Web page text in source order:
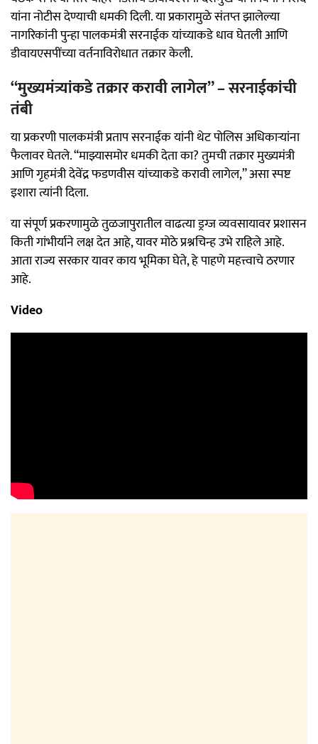
यांना नोटीस देण्याची धमकी दिली. या प्रकारामुळे संतप्त झालेल्या
नागरिकांनी पुन्हा पालकमंत्री सरनाईक यांच्याकडे धाव घेतली आणि
डीवायएसपींच्या वर्तनाविरोधात तक्रार केली.
“मुख्यमंत्र्यांकडे तक्रार करावी लागेल” – सरनाईकांची
तंबी
या प्रकरणी पालकमंत्री प्रताप सरनाईक यांनी थेट पोलिस अधिकाऱ्यांना
फैलावर घेतले. “माझ्यासमोर धमकी देता का? तुमची तक्रार मुख्यमंत्री
आणि गृहमंत्री देवेंद्र फडणवीस यांच्याकडे करावी लागेल,” असा स्पष्ट
इशारा त्यांनी दिला.
या संपूर्ण प्रकरणामुळे तुळजापुरातील वाढत्या ड्रग्ज व्यवसायावर प्रशासन
किती गांभीर्याने लक्ष देत आहे, यावर मोठे प्रश्नचिन्ह उभे राहिले आहे.
आता राज्य सरकार यावर काय भूमिका घेते, हे पाहणे महत्त्वाचे ठरणार
आहे.
Video